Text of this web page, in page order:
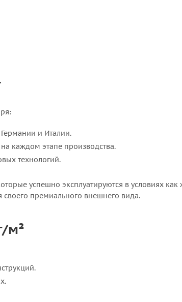
и Италии.
каждом этапе производства.
технологий.
успешно эксплуатируются в условиях
своего премиального внешнего вида.
м²